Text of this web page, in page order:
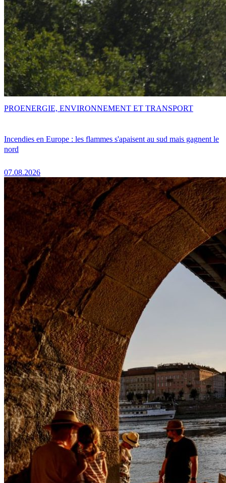
Incendies en Europe : les flammes s'apaisent au sud mais gagnent le
nord
07.08.2026
PROENERGIE, ENVIRONNEMENT ET TRANSPORT